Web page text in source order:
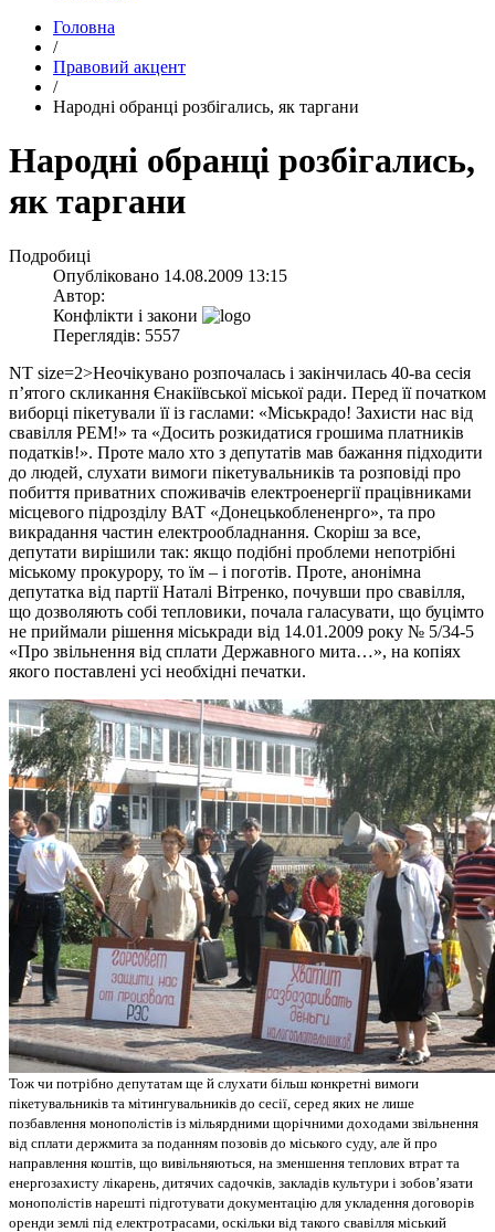
Головна
/
Правовий акцент
/
Народні обранці розбігались, як таргани
Народні обранці розбігались,
як таргани
Подробиці
Опубліковано 14.08.2009 13:15
Автор:
Конфлікти і закони
Переглядів: 5557
NT size=2>Неочікувано розпочалась і закінчилась 40-ва сесія
п’ятого скликання Єнакіївської міської ради. Перед її початком
виборці пікетували її із гаслами: «Міськрадо! Захисти нас від
свавілля РЕМ!» та «Досить розкидатися грошима платників
податків!». Проте мало хто з депутатів мав бажання підходити
до людей, слухати вимоги пікетувальників та розповіді про
побиття приватних споживачів електроенергії працівниками
місцевого підрозділу ВАТ «Донецькоблененрго», та про
викрадання частин електрообладнання. Скоріш за все,
депутати вирішили так: якщо подібні проблеми непотрібні
міському прокурору, то їм – і поготів. Проте, анонімна
депутатка від партії Наталі Вітренко, почувши про свавілля,
що дозволяють собі тепловики, почала галасувати, що буцімто
не приймали рішення міськради від 14.01.2009 року № 5/34-5
«Про звільнення від сплати Державного мита…», на копіях
якого поставлені усі необхідні печатки.
Тож чи потрібно депутатам ще й слухати більш конкретні вимоги
пікетувальників та мітингувальників до сесії, серед яких не лише
позбавлення монополістів із мільярдними щорічними доходами звільнення
від сплати держмита за поданням позовів до міського суду, але й про
направлення коштів, що вивільняються, на зменшення теплових втрат та
енергозахисту лікарень, дитячих садочків, закладів культури і зобов’язати
монополістів нарешті підготувати документацію для укладення договорів
оренди землі під електротрасами, оскільки від такого свавілля міський